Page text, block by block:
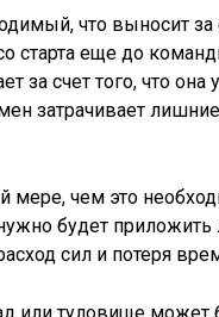
что выносит за
старта еще до
за счет того, что
затрачивает
мере, чем это
будет
сил и потеря